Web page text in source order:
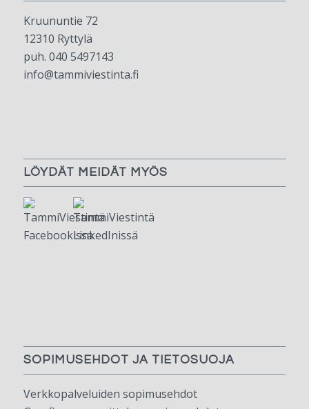
Kruununtie 72
12310 Ryttylä
puh. 040 5497143
info@tammiviestinta.fi
LÖYDÄT MEIDÄT MYÖS
SOPIMUSEHDOT JA TIETOSUOJA
Verkkopalveluiden sopimusehdot